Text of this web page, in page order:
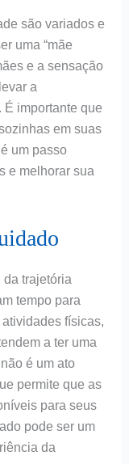
são variados e
uma “mãe
e a sensação
a
importante que
em suas
um passo
e melhorar sua
trajetória
tempo para
físicas,
a ter uma
é um ato
permite que as
para seus
pode ser um
da